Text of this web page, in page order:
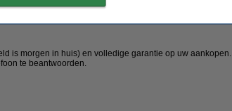
een keuze uit bovenstaande artikelen.
is morgen in huis) en volledige garantie op uw aankopen.
te beantwoorden.